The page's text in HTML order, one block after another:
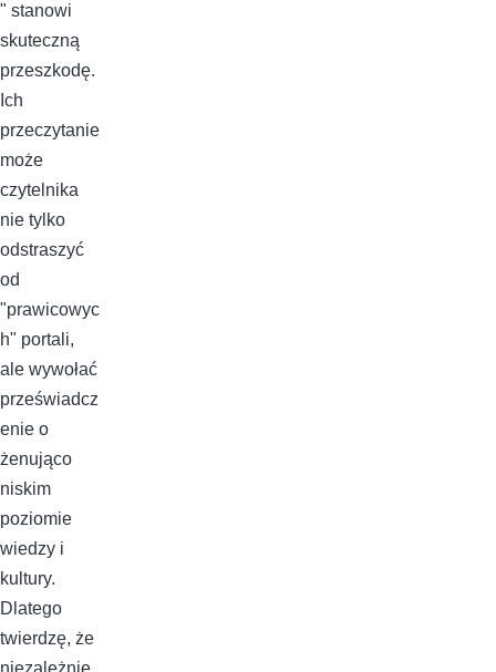
" stanowi
skuteczną
przeszkodę.
Ich
przeczytanie
może
czytelnika
nie tylko
odstraszyć
od
"prawicowyc
h" portali,
ale wywołać
przeświadcz
enie o
żenująco
niskim
poziomie
wiedzy i
kultury.
Dlatego
twierdzę, że